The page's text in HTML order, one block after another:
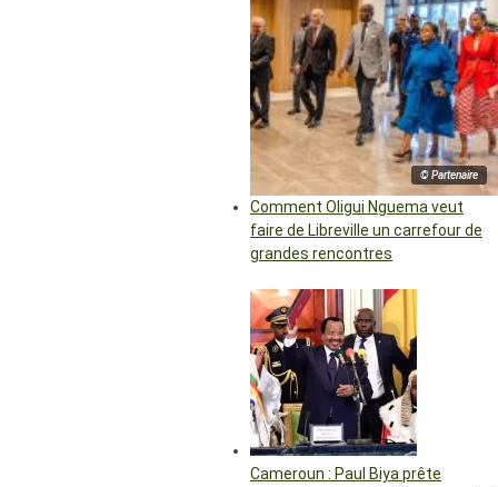
© Partenaire
Comment Oligui Nguema veut
faire de Libreville un carrefour de
grandes rencontres
Cameroun : Paul Biya prête